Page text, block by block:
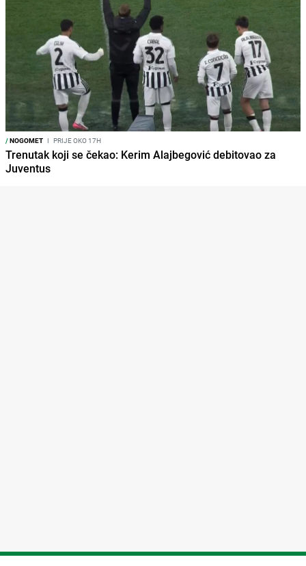
/NOGOMET I PRIJE OKO 17H
Trenutak koji se čekao: Kerim Alajbegović debitovao za
Juventus